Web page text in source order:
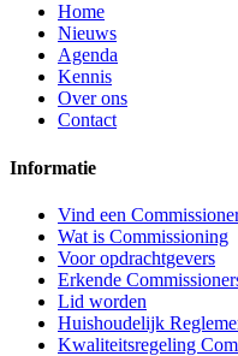
Home
Nieuws
Agenda
Kennis
Over ons
Contact
Informatie
Vind een
Wat is Commissioning
Voor opdrachtgevers
Erkende
Lid worden
Huishoudelijk
Kwaliteitsregeling